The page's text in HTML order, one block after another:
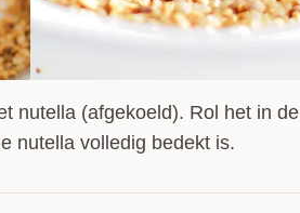
nutella (afgekoeld). Rol het in de
nutella volledig bedekt is.